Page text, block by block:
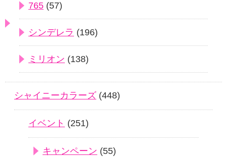
765 (57)
シンデレラ (196)
ミリオン (138)
シャイニーカラーズ (448)
イベント (251)
キャンペーン (55)